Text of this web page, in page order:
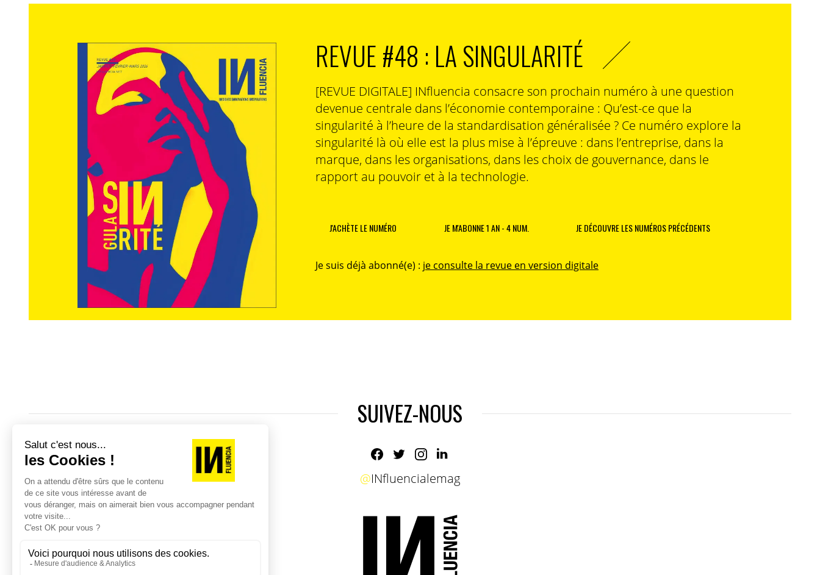
REVUE #48 : LA SINGULARITÉ
[REVUE DIGITALE] INfluencia consacre son prochain numéro à une question
devenue centrale dans l’économie contemporaine : Qu’est-ce que la
singularité à l’heure de la standardisation généralisée ? Ce numéro explore la
singularité là où elle est la plus mise à l’épreuve : dans l’entreprise, dans la
marque, dans les organisations, dans les choix de gouvernance, dans le
rapport au pouvoir et à la technologie.
J'ACHÈTE LE NUMÉRO JE M'ABONNE 1 AN - 4 NUM. JE DÉCOUVRE LES NUMÉROS PRÉCÉDENTS
Je suis déjà abonné(e) : je consulte la revue en version digitale
SUIVEZ-NOUS
@INfluencialemag